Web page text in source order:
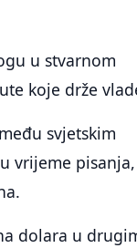
u stvarnom
koje drže
svjetskim
vrijeme pisanja,
dolara u